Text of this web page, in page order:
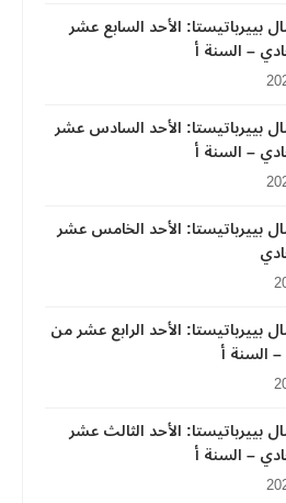
بييرباتيستا: الأحد السابع عشر
– السنة أ
بييرباتيستا: الأحد السادس عشر
– السنة أ
بييرباتيستا: الأحد الخامس عشر
بييرباتيستا: الأحد الرابع عشر من
السنة أ
بييرباتيستا: الأحد الثالث عشر
– السنة أ